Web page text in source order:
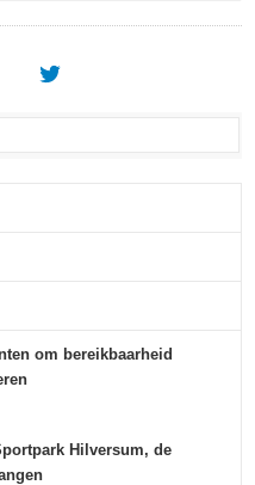
om bereikbaarheid
Hilversum, de